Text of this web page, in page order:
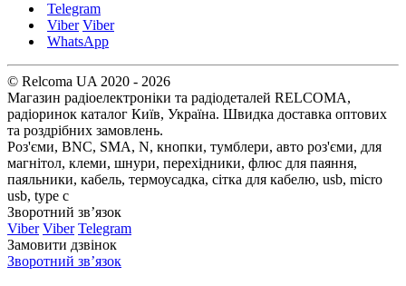
Telegram
Viber Viber
WhatsApp
© Relcoma UA 2020 - 2026
Магазин радіоелектроніки та радіодеталей RELCOMA,
радіоринок каталог Київ, Україна. Швидка доставка оптових
та роздрібних замовлень.
Роз'єми, BNC, SMA, N, кнопки, тумблери, авто роз'єми, для
магнітол, клеми, шнури, перехідники, флюс для паяння,
паяльники, кабель, термоусадка, сітка для кабелю, usb, micro
usb, type c
Зворотний зв’язок
Viber Viber Telegram
Замовити дзвінок
Зворотний зв’язок